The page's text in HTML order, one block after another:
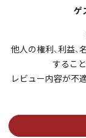
ゲ
他人の権利、利益
するこ
レビュー内容が不